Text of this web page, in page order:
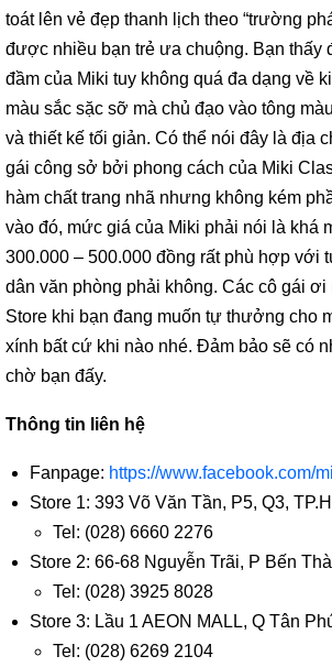
toát lên vẻ đẹp thanh lịch theo “trường
được nhiều bạn trẻ ưa chuộng. Bạn thấy
đầm của Miki tuy không quá đa dạng về
màu sắc sặc sỡ mà chủ đạo vào tông
và thiết kế tối giản. Có thể nói đây là địa
gái công sở bởi phong cách của Miki
hàm chất trang nhã nhưng không kém
vào đó, mức giá của Miki phải nói là khá
300.000 – 500.000 đồng rất phù hợp với
dân văn phòng phải không. Các cô gái
Store khi bạn đang muốn tự thưởng cho
xính bất cứ khi nào nhé. Đảm bảo sẽ có
chờ bạn đấy.
Thông tin liên hệ
Fanpage: https://www.facebook.com/
Store 1: 393 Võ Văn Tần, P5, Q3,
Tel: (028) 6660 2276
Store 2: 66-68 Nguyễn Trãi, P Bến
Tel: (028) 3925 8028
Store 3: Lầu 1 AEON MALL, Q Tân
Tel: (028) 6269 2104